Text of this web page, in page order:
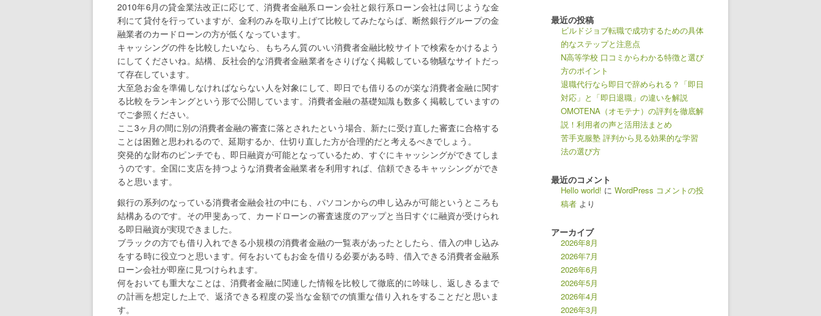
2010年6月の貸金業法改正に応じて、消費者金融系ローン会社と銀行系ローン会社は同じような金
利にて貸付を行っていますが、金利のみを取り上げて比較してみたならば、断然銀行グループの金
融業者のカードローンの方が低くなっています。
キャッシングの件を比較したいなら、もちろん質のいい消費者金融比較サイトで検索をかけるよう
にしてくださいね。結構、反社会的な消費者金融業者をさりげなく掲載している物騒なサイトだっ
て存在しています。
大至急お金を準備しなければならない人を対象にして、即日でも借りるのが楽な消費者金融に関す
る比較をランキングという形で公開しています。消費者金融の基礎知識も数多く掲載していますの
でご参照ください。
ここ3ヶ月の間に別の消費者金融の審査に落とされたという場合、新たに受け直した審査に合格する
ことは困難と思われるので、延期するか、仕切り直した方が合理的だと考えるべきでしょう。
突発的な財布のピンチでも、即日融資が可能となっているため、すぐにキャッシングができてしま
うのです。全国に支店を持つような消費者金融業者を利用すれば、信頼できるキャッシングができ
ると思います。
銀行の系列のなっている消費者金融会社の中にも、パソコンからの申し込みが可能というところも
結構あるのです。その甲斐あって、カードローンの審査速度のアップと当日すぐに融資が受けられ
る即日融資が実現できました。
ブラックの方でも借り入れできる小規模の消費者金融の一覧表があったとしたら、借入の申し込み
をする時に役立つと思います。何をおいてもお金を借りる必要がある時、借入できる消費者金融系
ローン会社が即座に見つけられます。
何をおいても重大なことは、消費者金融に関連した情報を比較して徹底的に吟味し、返しきるまで
の計画を想定した上で、返済できる程度の妥当な金額での慎重な借り入れをすることだと思いま
す。
最近の投稿
ビルドジョブ転職で成功するための具体
的なステップと注意点
N高等学校 口コミからわかる特徴と選び
方のポイント
退職代行なら即日で辞められる？「即日
対応」と「即日退職」の違いを解説
OMOTENA（オモテナ）の評判を徹底解
説！利用者の声と活用法まとめ
苦手克服塾 評判から見る効果的な学習
法の選び方
最近のコメント
Hello world! に WordPress コメントの投
稿者 より
アーカイブ
2026年8月
2026年7月
2026年6月
2026年5月
2026年4月
2026年3月